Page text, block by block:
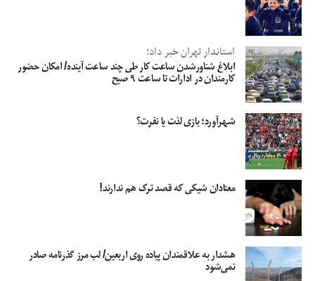
استاندار تهران خبر داد؛
ابلاغ شناورشدن ساعت کار طی چند ساعت آینده/ امکان حضور
کارمندان در ادارات تا ساعت ۹ صبح
شهرآورد؛ بازی لذت یا نفرت؟
معتادان شیکی که قصد ترک هم ندارند!
هشدار به علاقمندان پیاده روی اربعین/ لب مرز گذرنامه صادر
نمی‌شود